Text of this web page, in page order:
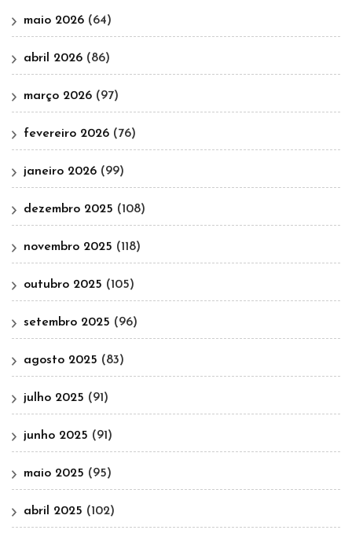
maio 2026 (64)
abril 2026 (86)
março 2026 (97)
fevereiro 2026 (76)
janeiro 2026 (99)
dezembro 2025 (108)
novembro 2025 (118)
outubro 2025 (105)
setembro 2025 (96)
agosto 2025 (83)
julho 2025 (91)
junho 2025 (91)
maio 2025 (95)
abril 2025 (102)